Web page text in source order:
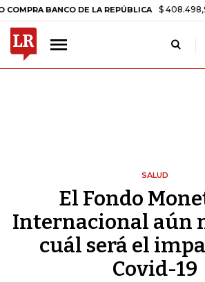
BANCO DE LA REPÚBLICA $ 408.498,97 +$
SALUD
El Fondo
Internacional aún
cuál será el
Covid-19